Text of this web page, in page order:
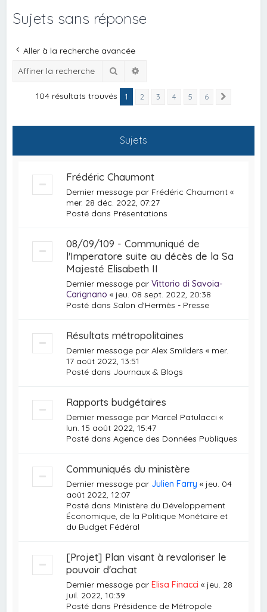
Sujets sans réponse
Aller à la recherche avancée
Rechercher
104 résultats trouvés 1 2 3 4 5 6
Sujets
Frédéric Chaumont
Dernier message par Frédéric Chaumont «
mer. 28 déc. 2022, 07:27
Posté dans Présentations
08/09/109 - Communiqué de
l'Imperatore suite au décès de la Sa
Majesté Elisabeth II
Dernier message parVittorio di Savoia-
Carignano « jeu. 08 sept. 2022, 20:38
Posté dansSalon d'Hermès - Presse
Résultats métropolitaines
Dernier message parAlex Smilders « mer.
17 août 2022, 13:51
Posté dans Journaux & Blogs
Rapports budgétaires
Dernier message par Marcel Patulacci «
lun. 15 août 2022, 15:47
Posté dansAgence des Données Publiques
Communiqués du ministère
Dernier message par Julien Farry « jeu. 04
août 2022, 12:07
Posté dans Ministère du Développement
Économique, de la Politique Monétaire et
du Budget Fédéral
[Projet] Plan visant à revaloriser le
pouvoir d'achat
Dernier message parElisa Finacci « jeu. 28
juil. 2022, 10:39
Posté dans Présidence de Métropole